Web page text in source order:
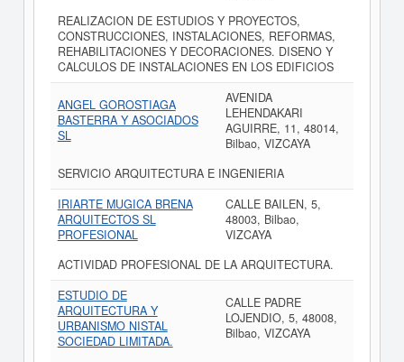
REALIZACION DE ESTUDIOS Y PROYECTOS,
CONSTRUCCIONES, INSTALACIONES, REFORMAS,
REHABILITACIONES Y DECORACIONES. DISENO Y
CALCULOS DE INSTALACIONES EN LOS EDIFICIOS
ANGEL GOROSTIAGA
BASTERRA Y ASOCIADOS
SL
AVENIDA
LEHENDAKARI
AGUIRRE, 11, 48014,
Bilbao, VIZCAYA
SERVICIO ARQUITECTURA E INGENIERIA
IRIARTE MUGICA BRENA
ARQUITECTOS SL
PROFESIONAL
CALLE BAILEN, 5,
48003, Bilbao,
VIZCAYA
ACTIVIDAD PROFESIONAL DE LA ARQUITECTURA.
ESTUDIO DE
ARQUITECTURA Y
URBANISMO NISTAL
SOCIEDAD LIMITADA.
CALLE PADRE
LOJENDIO, 5, 48008,
Bilbao, VIZCAYA